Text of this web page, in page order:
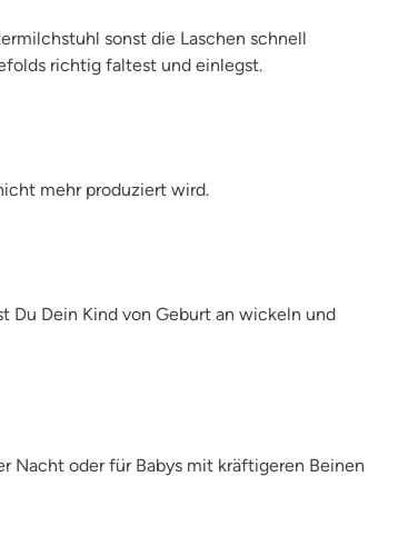
sonst die Laschen schnell
richtig faltest und einlegst.
mehr produziert wird.
Du Dein Kind von Geburt an wickeln und
Nacht oder für Babys mit kräftigeren Beinen